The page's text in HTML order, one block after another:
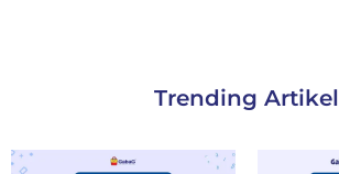
Trending Artikel